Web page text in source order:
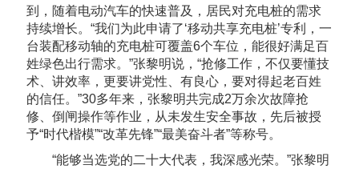
到，随着电动汽车的快速普及，居民对充电桩的需求
持续增长。“我们为此申请了‘移动共享充电桩’专利，一
台装配移动轴的充电桩可覆盖6个车位，能很好满足百
姓绿色出行需求。”张黎明说，“抢修工作，不仅要懂技
术、讲效率，更要讲党性、有良心，要对得起老百姓
的信任。”30多年来，张黎明共完成2万余次故障抢
修、倒闸操作等作业，从未发生安全事故，先后被授
予“时代楷模”“改革先锋”“最美奋斗者”等称号。
“能够当选党的二十大代表，我深感光荣。”张黎明